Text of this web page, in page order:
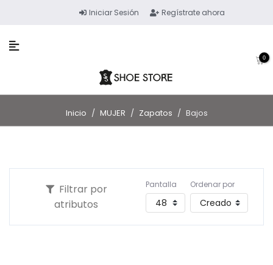
Iniciar Sesión Regístrate ahora
0
Inicio / MUJER / Zapatos / Bajos
Filtrar por
atributos
Pantalla Ordenar por